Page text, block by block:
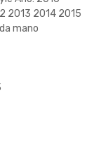
2013 2014 2015
mano